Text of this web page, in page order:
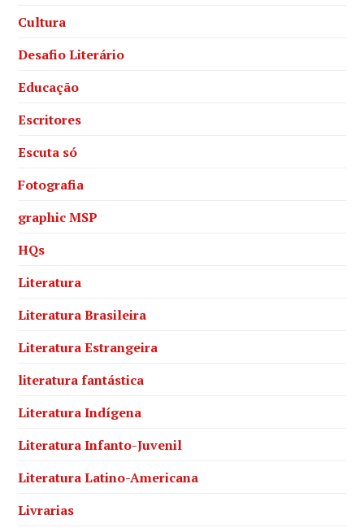
Cultura
Desafio Literário
Educação
Escritores
Escuta só
Fotografia
graphic MSP
HQs
Literatura
Literatura Brasileira
Literatura Estrangeira
literatura fantástica
Literatura Indígena
Literatura Infanto-Juvenil
Literatura Latino-Americana
Livrarias